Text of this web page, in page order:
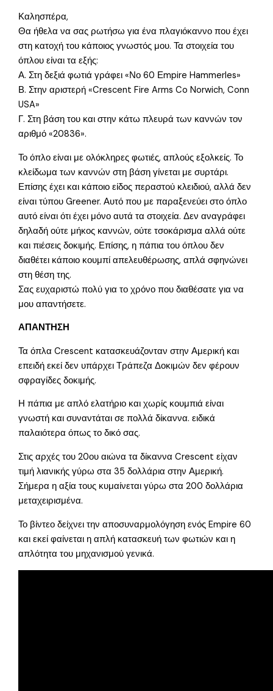
Καλησπέρα,
Θα ήθελα να σας ρωτήσω για ένα πλαγιόκαννο που έχει
στη κατοχή του κάποιος γνωστός μου. Τα στοιχεία του
όπλου είναι τα εξής:
Α. Στη δεξιά φωτιά γράφει «Νο 60 Εmpire Hammerles»
Β. Στην αριστερή «Crescent Fire Arms Co Norwich, Conn
USA»
Γ. Στη βάση του και στην κάτω πλευρά των καννών τον
αριθμό «20836».
Το όπλο είναι με ολόκληρες φωτιές, απλούς εξολκείς. Το
κλείδωμα των καννών στη βάση γίνεται με συρτάρι.
Επίσης έχει και κάποιο είδος περαστού κλειδιού, αλλά δεν
είναι τύπου Greener. Αυτό που με παραξενεύει στο όπλο
αυτό είναι ότι έχει μόνο αυτά τα στοιχεία. Δεν αναγράφει
δηλαδή ούτε μήκος καννών, ούτε τσοκάρισμα αλλά ούτε
και πιέσεις δοκιμής. Επίσης, η πάπια του όπλου δεν
διαθέτει κάποιο κουμπί απελευθέρωσης, απλά σφηνώνει
στη θέση της.
Σας ευχαριστώ πολύ για το χρόνο που διαθέσατε για να
μου απαντήσετε.
ΑΠΑΝΤΗΣΗ
Τα όπλα Crescent κατασκευάζονταν στην Αμερική και
επειδή εκεί δεν υπάρχει Τράπεζα Δοκιμών δεν φέρουν
σφραγίδες δοκιμής.
Η πάπια με απλό ελατήριο και χωρίς κουμπιά είναι
γνωστή και συναντάται σε πολλά δίκαννα. ειδικά
παλαιότερα όπως το δικό σας.
Στις αρχές του 20ου αιώνα τα δίκαννα Crescent είχαν
τιμή λιανικής γύρω στα 35 δολλάρια στην Αμερική.
Σήμερα η αξία τους κυμαίνεται γύρω στα 200 δολλάρια
μεταχειρισμένα.
Το βίντεο δείχνει την αποσυναρμολόγηση ενός Empire 60
και εκεί φαίνεται η απλή κατασκευή των φωτιών και η
απλότητα του μηχανισμού γενικά.